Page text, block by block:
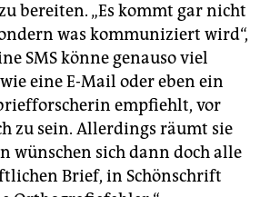
bereiten. „Es kommt gar nicht
was kommuniziert wird“,
SMS könne genauso viel
eine E-Mail oder eben ein
empfiehlt, vor
zu sein. Allerdings räumt sie
wünschen sich dann doch alle
Brief, in Schönschrift